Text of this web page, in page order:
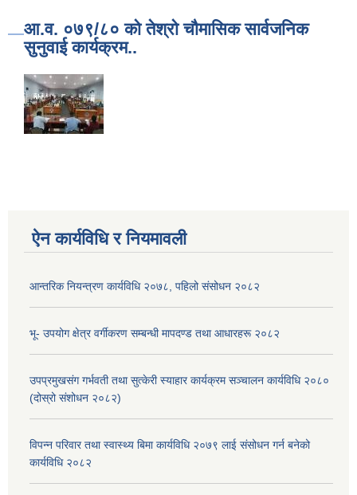
आ.व. ०७९/८० को तेश्रो चौमासिक सार्वजनिक
सुनुवाई कार्यक्रम..
ऐन कार्यविधि र नियमावली
आन्तरिक नियन्त्रण कार्यविधि २०७८, पहिलो संसोधन २०८२
भू- उपयोग क्षेत्र वर्गीकरण सम्बन्धी मापदण्ड तथा आधारहरू २०८२
उपप्रमुखसंग गर्भवती तथा सुत्केरी स्याहार कार्यक्रम सञ्चालन कार्यविधि २०८०
(दोस्रो संशोधन २०८२)
विपन्न परिवार तथा स्वास्थ्य बिमा कार्यविधि २०७९ लाई संसोधन गर्न बनेको
कार्यविधि २०८२